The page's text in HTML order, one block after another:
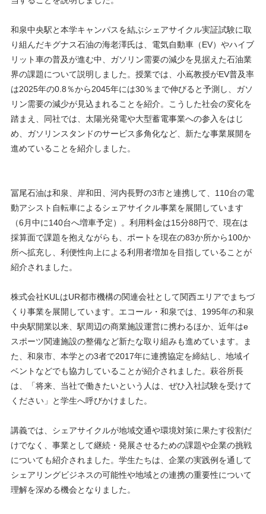
和泉中央駅と本学キャンパスを結ぶシェアサイクル実証試験に取
り組んだキグナス石油の海老澤氏は、電気自動車（EV）やハイブ
リット車の普及が進む中、ガソリン需要の減少を見据えた石油業
界の課題について説明しました。授業では、小嶌教授がEV普及率
は2025年の0.8％から2045年には30％まで伸びると予測し、ガソ
リン需要の減少が見込まれることを紹介。こうした社会の変化を
踏まえ、同社では、太陽光発電や大型蓄電事業への参入をはじ
め、ガソリンスタンドのサービス多角化など、新たな事業展開を
進めていることを紹介しました。
冨尾石油は和泉、岸和田、河内長野の3市と連携して、110台の電
動アシスト自転車によるシェアサイクル事業を展開しています
（6月中に140台へ増車予定）。利用料金は15分88円で、現在は
採算面で課題を抱えながらも、ポートを現在の83か所から100か
所へ拡充し、利便性向上による利用者増加を目指していることが
紹介されました。
株式会社KULはUR都市機構の関連会社として関西エリアでまちづ
くり事業を展開しています。エコール・和泉では、1995年の和泉
中央駅開業以来、駅周辺の商業施設運営に携わるほか、近年はe
スポーツ関連施設の整備など新たな取り組みも進めています。ま
た、和泉市、本学との3者で2017年に連携協定を締結し、地域イ
ベントなどでも協力していることが紹介されました。萩谷所長
は、「将来、当社で働きたいという人は、ぜひ入社試験を受けて
ください」と学生へ呼びかけました。
講義では、シェアサイクルが地域交通や環境対策に果たす役割だ
けでなく、事業として継続・発展させるための課題や企業の挑戦
についても紹介されました。学生たちは、企業の実践例を通して
シェアリングビジネスの可能性や地域との連携の重要性について
理解を深める機会となりました。